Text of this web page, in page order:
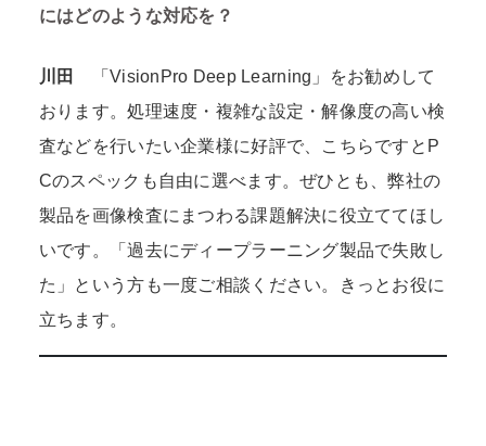
にはどのような対応を？
川田
「VisionPro Deep Learning」をお勧めして
おります。処理速度・複雑な設定・解像度の高い検
査などを行いたい企業様に好評で、こちらですとP
Cのスペックも自由に選べます。ぜひとも、弊社の
製品を画像検査にまつわる課題解決に役立ててほし
いです。「過去にディープラーニング製品で失敗し
た」という方も一度ご相談ください。きっとお役に
立ちます。